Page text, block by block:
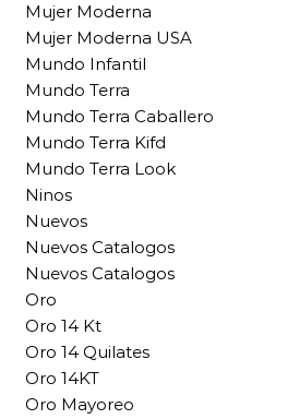
Mujer Moderna
Mujer Moderna USA
Mundo Infantil
Mundo Terra
Mundo Terra Caballero
Mundo Terra Kifd
Mundo Terra Look
Ninos
Nuevos
Nuevos Catalogos
Nuevos Catalogos
Oro
Oro 14 Kt
Oro 14 Quilates
Oro 14KT
Oro Mayoreo